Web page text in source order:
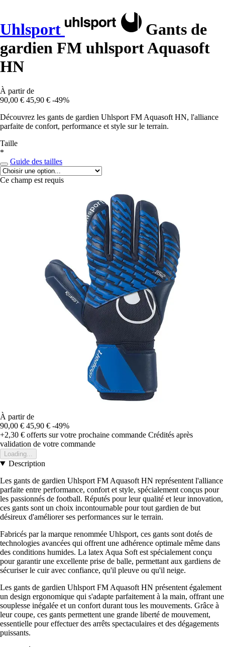
Uhlsport
Gants de
gardien FM uhlsport Aquasoft
HN
À partir de
90,00 € 45,90 € -49%
Découvrez les gants de gardien Uhlsport FM Aquasoft HN, l'alliance
parfaite de confort, performance et style sur le terrain.
Taille
*
Guide des tailles
Ce champ est requis
À partir de
90,00 € 45,90 € -49%
+2,30 € offerts sur votre prochaine commande Crédités après
validation de votre commande
Loading...
Description
Les gants de gardien Uhlsport FM Aquasoft HN représentent l'alliance
parfaite entre performance, confort et style, spécialement conçus pour
les passionnés de football. Réputés pour leur qualité et leur innovation,
ces gants sont un choix incontournable pour tout gardien de but
désireux d'améliorer ses performances sur le terrain.
Fabricés par la marque renommée Uhlsport, ces gants sont dotés de
technologies avancées qui offrent une adhérence optimale même dans
des conditions humides. La latex Aqua Soft est spécialement conçu
pour garantir une excellente prise de balle, permettant aux gardiens de
sécuriser le cuir avec confiance, qu'il pleuve ou qu'il neige.
Les gants de gardien Uhlsport FM Aquasoft HN présentent également
un design ergonomique qui s'adapte parfaitement à la main, offrant une
souplesse inégalée et un confort durant tous les mouvements. Grâce à
leur coupe, ces gants permettent une grande liberté de mouvement,
essentielle pour effectuer des arrêts spectaculaires et des dégagements
puissants.